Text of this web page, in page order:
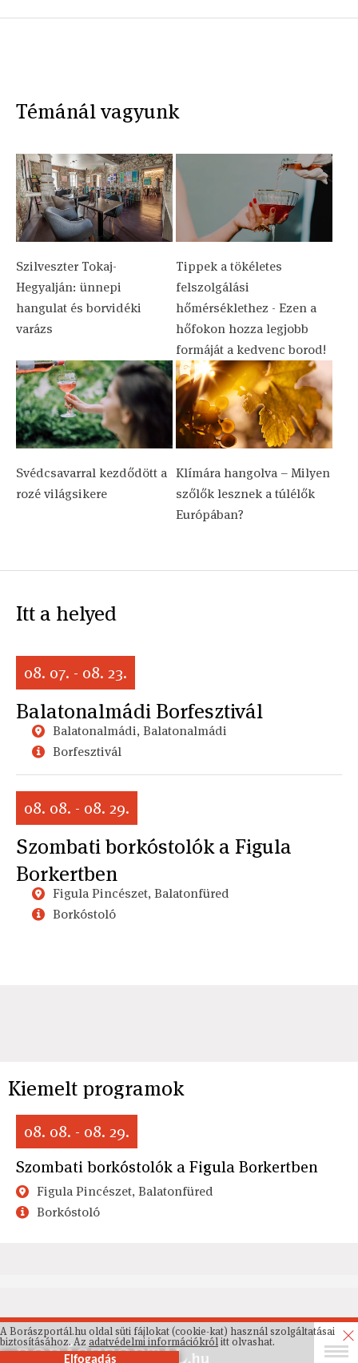
Témánál vagyunk
Szilveszter Tokaj-
Hegyalján: ünnepi
hangulat és borvidéki
varázs
Tippek a tökéletes
felszolgálási
hőmérséklethez - Ezen a
hőfokon hozza legjobb
formáját a kedvenc borod!
Svédcsavarral kezdődött a
rozé világsikere
Klímára hangolva – Milyen
szőlők lesznek a túlélők
Európában?
Itt a helyed
08. 07. - 08. 23.
Balatonalmádi Borfesztivál
Balatonalmádi, Balatonalmádi
Borfesztivál
08. 08. - 08. 29.
Szombati borkóstolók a Figula
Borkertben
Figula Pincészet, Balatonfüred
Borkóstoló
Kiemelt programok
08. 08. - 08. 29.
Szombati borkóstolók a Figula Borkertben
Figula Pincészet, Balatonfüred
Borkóstoló
A Borászportál.hu oldal süti fájlokat (cookie-kat) használ szolgáltatásai
biztosításához. Az adatvédelmi információkrólitt olvashat.
Elfogadás